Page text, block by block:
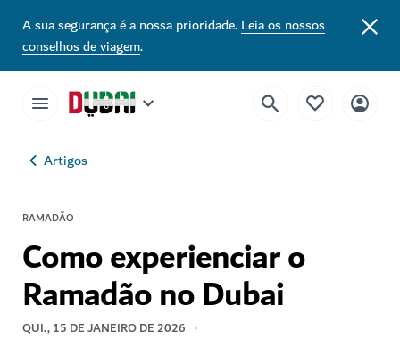
A sua segurança é a nossa prioridade.Leia os nossos
conselhos de viagem.
Artigos
RAMADÃO
Como experienciar o
Ramadão no Dubai
QUI., 15 DE JANEIRO DE 2026